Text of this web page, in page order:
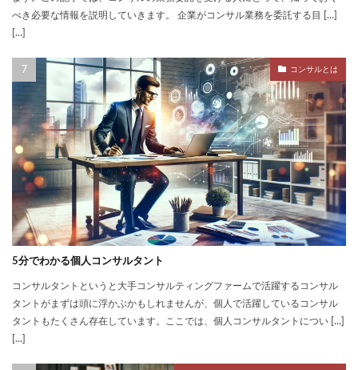
べき必要な情報を説明していきます。 企業がコンサル業務を委託する目 […]
[…]
コンサルとは
5分でわかる個人コンサルタント
コンサルタントというと大手コンサルティングファームで活躍するコンサル
タントがまずは頭に浮かぶかもしれませんが、個人で活躍しているコンサル
タントもたくさん存在しています。ここでは、個人コンサルタントについ […]
[…]